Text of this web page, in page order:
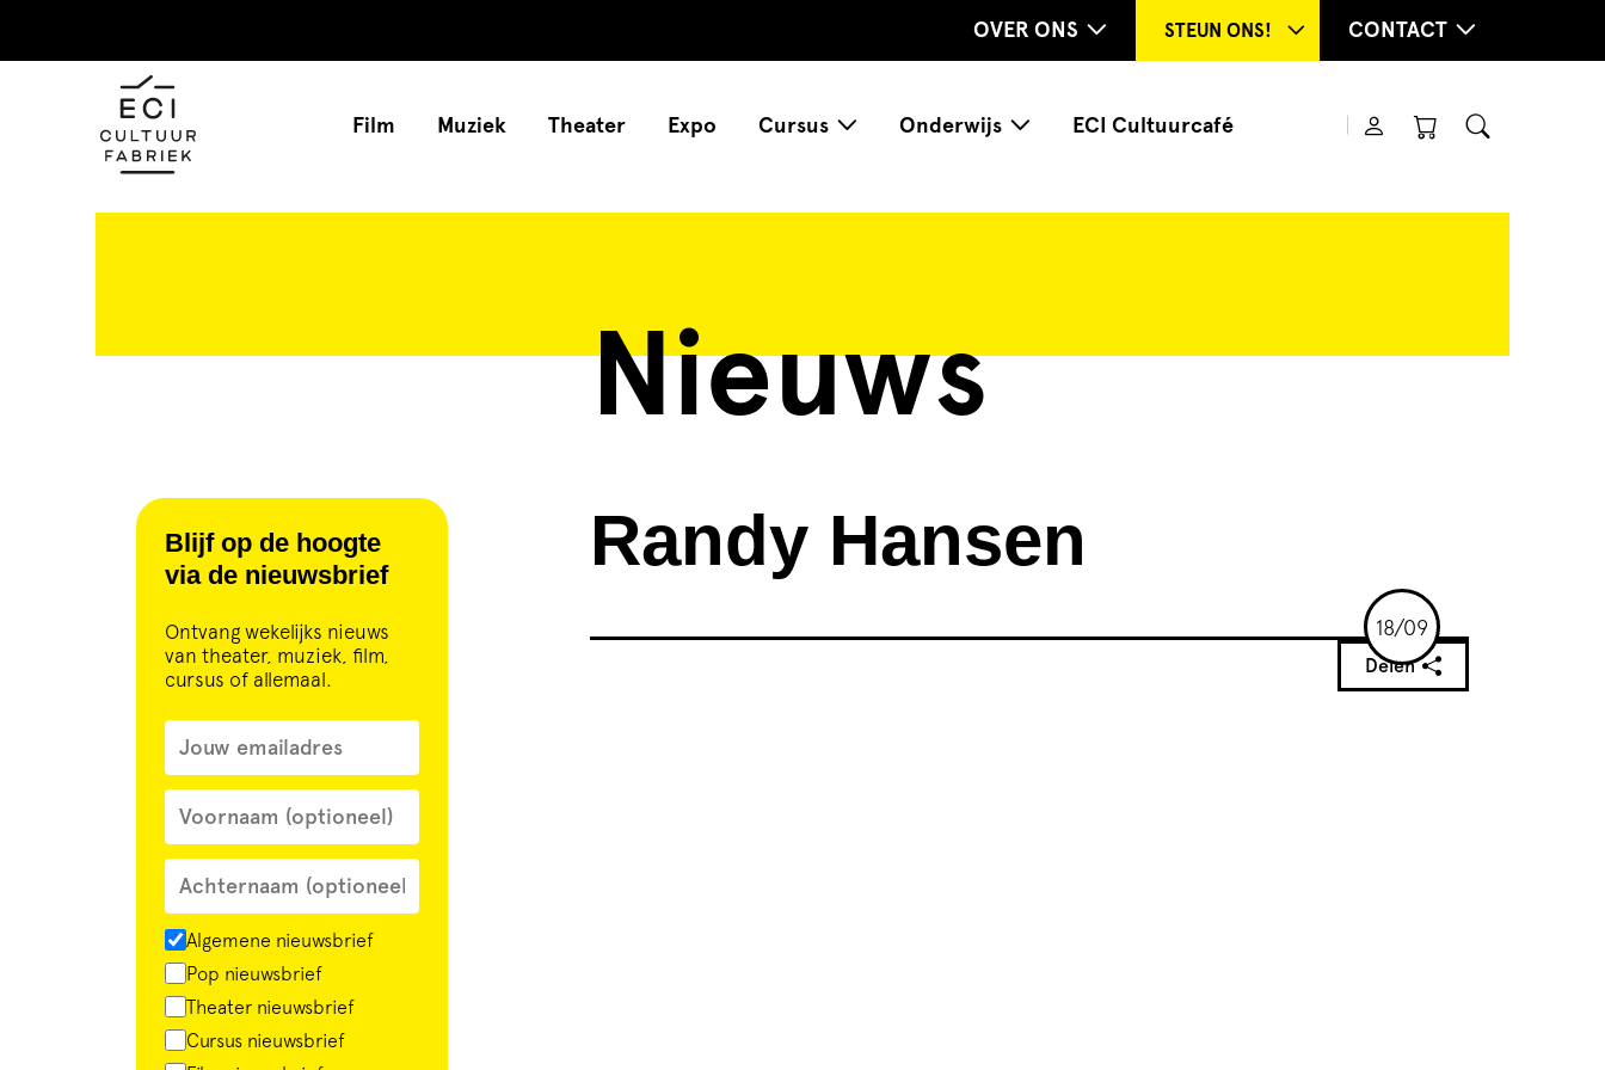
OVER ONS STEUN ONS! CONTACT
Film Muziek Theater Expo Cursus Onderwijs ECI Cultuurcafé
Nieuws
Blijf op de hoogte
via de nieuwsbrief
Ontvang wekelijks nieuws
van theater, muziek, film,
cursus of allemaal.
Algemene nieuwsbrief
Pop nieuwsbrief
Theater nieuwsbrief
Cursus nieuwsbrief
Randy Hansen
18/09
Delen